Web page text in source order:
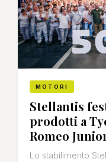
MOTORI
Stellantis
prodotti a
Romeo
Lo stabilimento